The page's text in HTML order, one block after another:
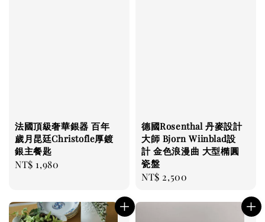
法國頂級奢華銀器 百年
歲月昆廷Christofle厚鍍
銀主餐匙
Regular
NT$ 1,980
德國Rosenthal 丹麥設計
大師 Bjorn Wiinblad設
計 金色浪漫曲 大型橢圓
瓷盤
Regular
NT$ 2,500